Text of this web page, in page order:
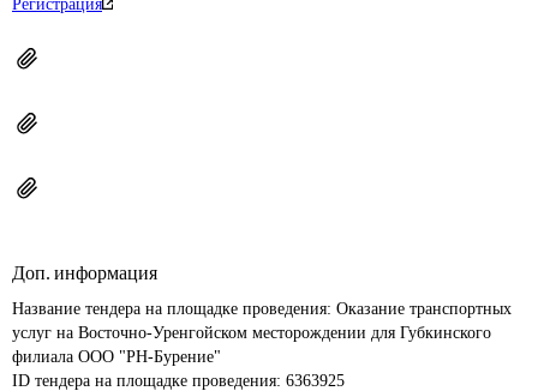
Регистрация
Доп. информация
Название тендера на площадке проведения: Оказание транспортных
услуг на Восточно-Уренгойском месторождении для Губкинского
филиала ООО "РН-Бурение"
ID тендера на площадке проведения: 6363925